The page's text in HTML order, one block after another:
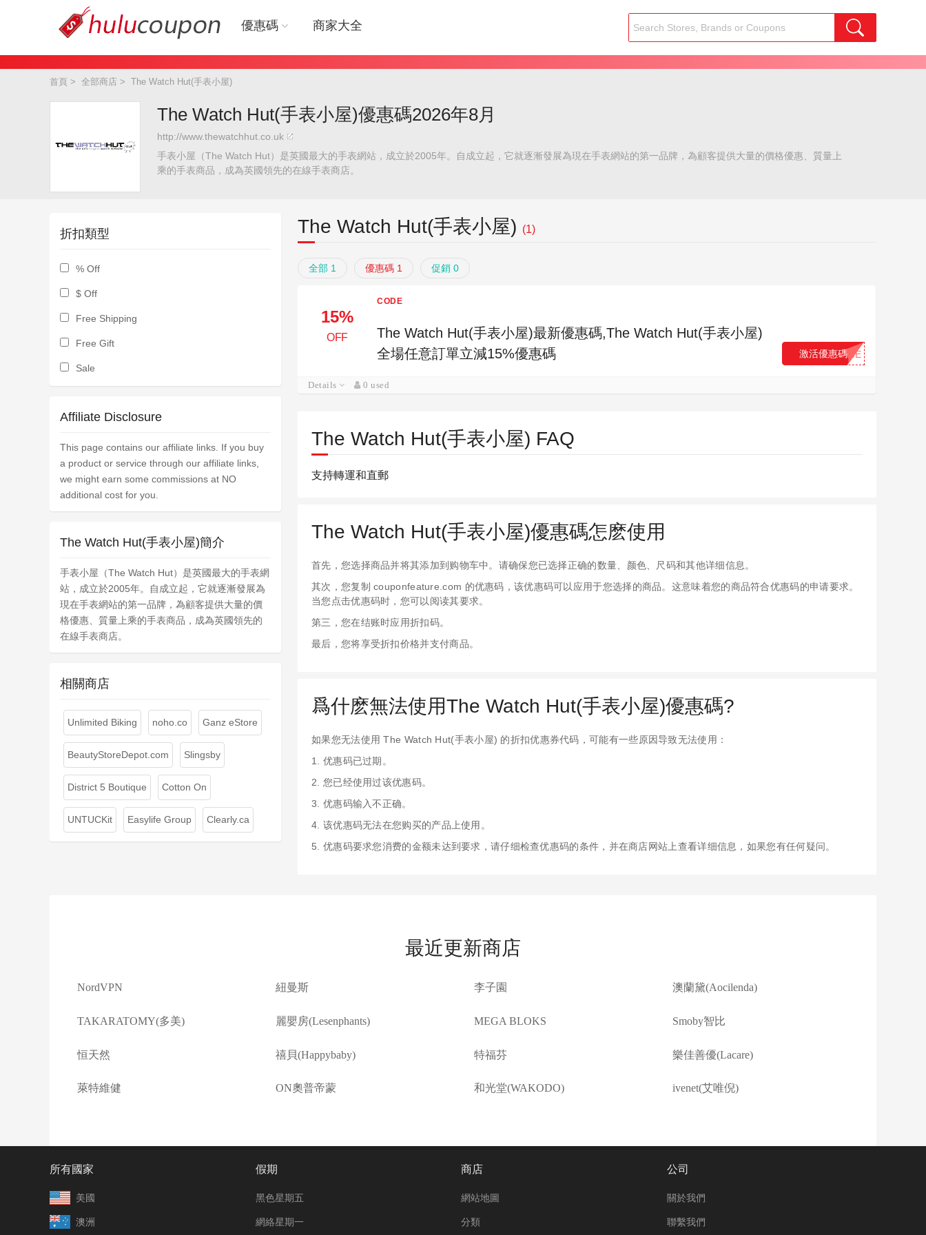
優惠碼 商家大全
首頁 > 全部商店 > The Watch Hut(手表小屋)
The Watch Hut(手表小屋)優惠碼2026年8月
http://www.thewatchhut.co.uk
手表小屋（The Watch Hut）是英國最大的手表網站，成立於2005年。自成立起，它就逐漸發展為現在手表網站的第一品牌，為顧客提供大量的價格優惠、質量上
乘的手表商品，成為英國領先的在線手表商店。
The Watch Hut(手表小屋) (1)
全部 1 優惠碼 1 促銷 0
15%
OFF
CODE
The Watch Hut(手表小屋)最新優惠碼,The Watch Hut(手表小屋)
全場任意訂單立減15%優惠碼
...ME
激活優惠碼
Details 0 used
The Watch Hut(手表小屋) FAQ
支持轉運和直郵
The Watch Hut(手表小屋)優惠碼怎麽使用
首先，您选择商品并将其添加到购物车中。请确保您已选择正确的数量、颜色、尺码和其他详细信息。
其次，您复制 couponfeature.com 的优惠码，该优惠码可以应用于您选择的商品。这意味着您的商品符合优惠码的申请要求。
当您点击优惠码时，您可以阅读其要求。
第三，您在结账时应用折扣码。
最后，您将享受折扣价格并支付商品。
爲什麽無法使用The Watch Hut(手表小屋)優惠碼?
如果您无法使用 The Watch Hut(手表小屋) 的折扣优惠券代码，可能有一些原因导致无法使用：
1. 优惠码已过期。
2. 您已经使用过该优惠码。
3. 优惠码输入不正确。
4. 该优惠码无法在您购买的产品上使用。
5. 优惠码要求您消费的金额未达到要求，请仔细检查优惠码的条件，并在商店网站上查看详细信息，如果您有任何疑问。
折扣類型
% Off
$ Off
Free Shipping
Free Gift
Sale
Affiliate Disclosure
This page contains our affiliate links. If you buy
a product or service through our affiliate links,
we might earn some commissions at NO
additional cost for you.
The Watch Hut(手表小屋)簡介
手表小屋（The Watch Hut）是英國最大的手表網
站，成立於2005年。自成立起，它就逐漸發展為
現在手表網站的第一品牌，為顧客提供大量的價
格優惠、質量上乘的手表商品，成為英國領先的
在線手表商店。
相關商店
Unlimited Biking noho.co Ganz eStore
BeautyStoreDepot.com Slingsby
District 5 Boutique Cotton On
UNTUCKit Easylife Group Clearly.ca
最近更新商店
NordVPN 紐曼斯 李子園 澳蘭黛(Aocilenda)
TAKARATOMY(多美) 麗嬰房(Lesenphants) MEGA BLOKS Smoby智比
恒天然 禧貝(Happybaby) 特福芬 樂佳善優(Lacare)
萊特維健 ON奧普帝蒙 和光堂(WAKODO) ivenet(艾唯倪)
所有國家
美國
澳洲
假期
黑色星期五
網絡星期一
商店
網站地圖
分類
公司
關於我們
聯繫我們